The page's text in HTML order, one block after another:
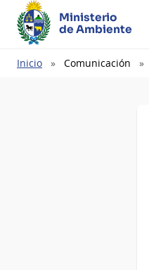
Ministerio
de Ambiente
Ruta
Inicio Comunicación